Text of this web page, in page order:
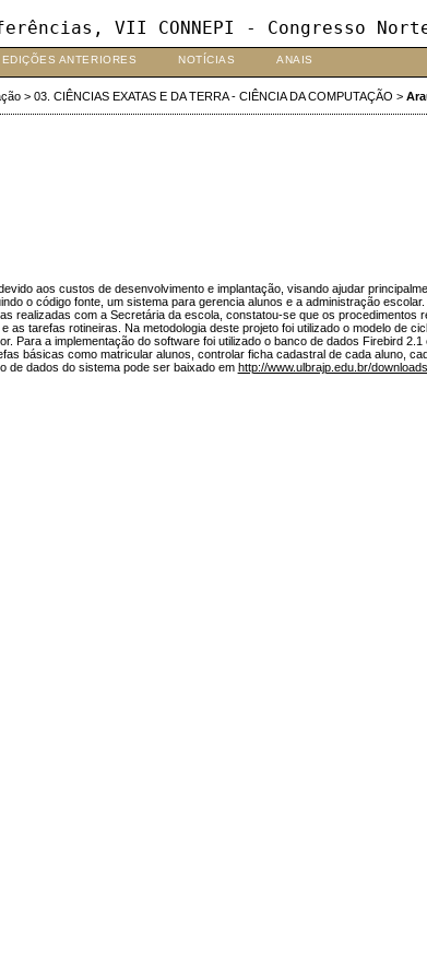
VII CONNEPI - Congresso
EDIÇÕES ANTERIORES NOTÍCIAS ANAIS
> 03. CIÊNCIAS EXATAS E DA TERRA - CIÊNCIA DA COMPUTAÇÃO >
aos custos de desenvolvimento e implantação, visando ajudar
o código fonte, um sistema para gerencia alunos e a administração
realizadas com a Secretária da escola, constatou-se que os
tarefas rotineiras. Na metodologia deste projeto foi utilizado o modelo de
Para a implementação do software foi utilizado o banco de dados Firebird
básicas como matricular alunos, controlar ficha cadastral de cada aluno,
de dados do sistema pode ser baixado em http://www.ulbrajp.edu.br/